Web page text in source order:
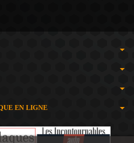
arrow_drop_down
arrow_drop_down
arrow_drop_down
EN LIGNE arrow_drop_down